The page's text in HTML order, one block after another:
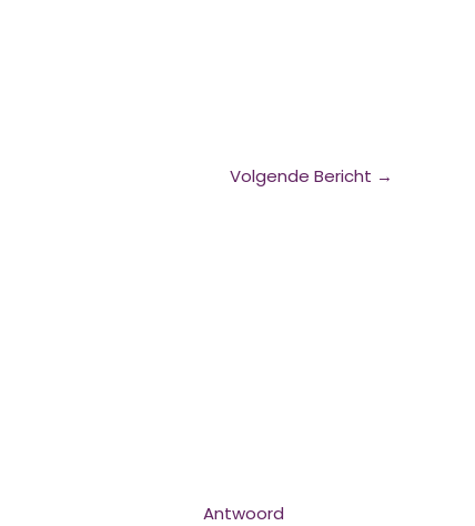
Volgende Bericht →
Antwoord